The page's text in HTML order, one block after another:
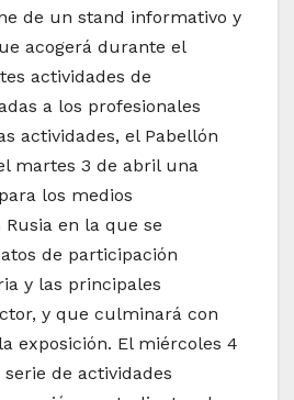
de un stand informativo y
acogerá durante el
actividades de
a los profesionales
actividades, el Pabellón
martes 3 de abril una
los medios
en la que se
de participación
y las principales
y que culminará con
exposición. El miércoles 4
de actividades